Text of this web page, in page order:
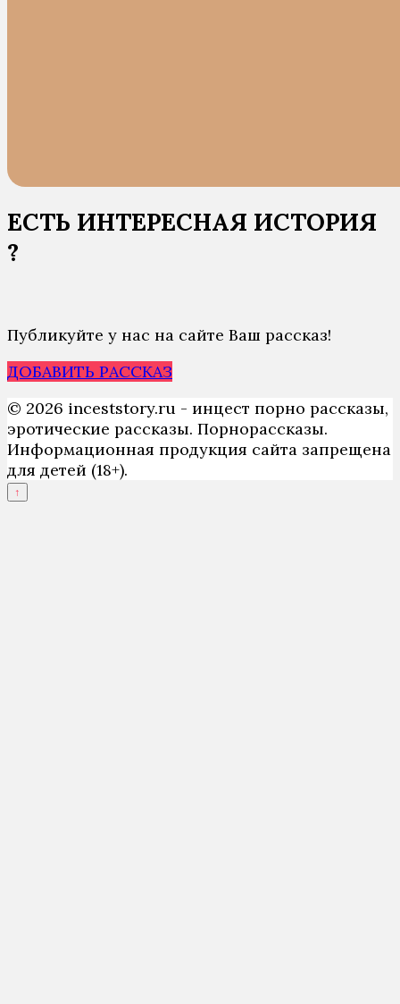
ЕСТЬ ИНТЕРЕСНАЯ ИСТОРИЯ
?
Публикуйте у нас на сайте Ваш рассказ!
ДОБАВИТЬ РАССКАЗ
© 2026 inceststory.ru - инцест порно рассказы,
эротические рассказы. Порнорассказы.
Информационная продукция сайта запрещена
для детей (18+).